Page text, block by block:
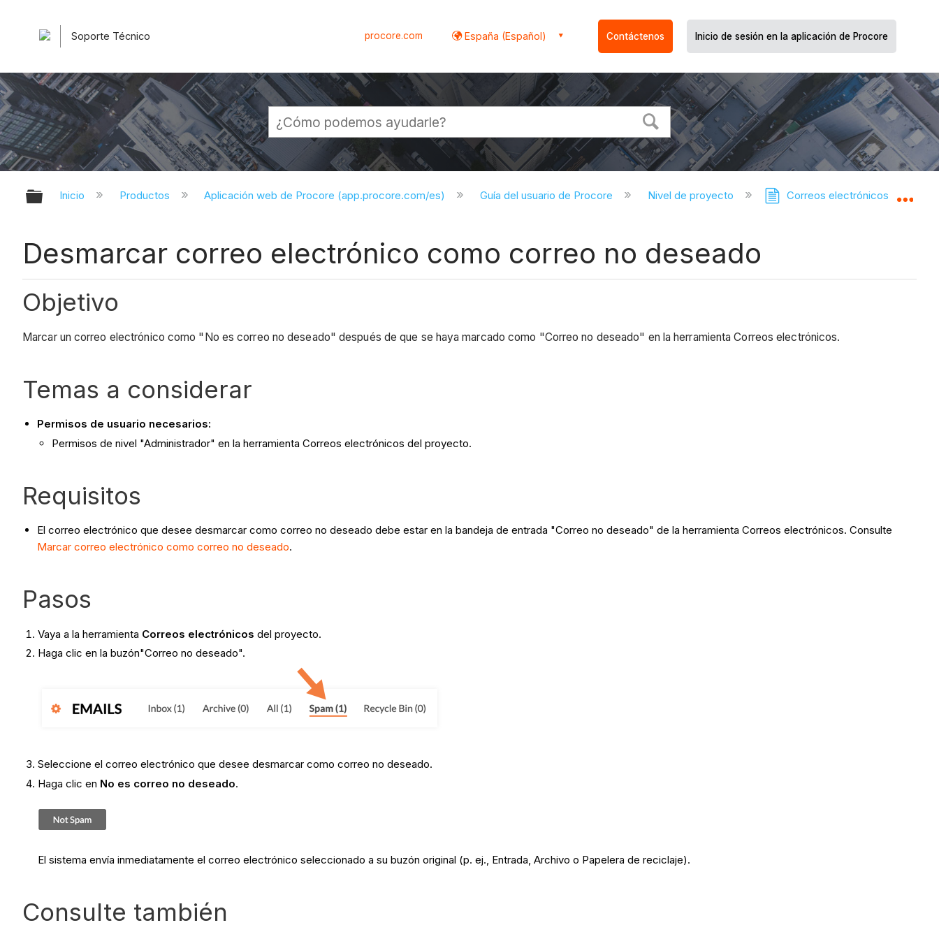
Soporte Técnico procore.com España (Español) Contáctenos Inicio de sesión en la aplicación de Procore
Expandir/contraer jerarquía global
Inicio Productos Aplicación web de Procore (app.procore.com/es) Guía del usuario de Procore Nivel de proyecto Correos electrónicos
Desmarcar correo electrónico como correo no deseado
Objetivo
Marcar un correo electrónico como "No es correo no deseado" después de que se haya marcado como "Correo no deseado" en la herramienta Correos electrónicos.
Temas a considerar
Permisos de usuario necesarios:
Permisos de nivel "Administrador" en la herramienta Correos electrónicos del proyecto.
Requisitos
El correo electrónico que desee desmarcar como correo no deseado debe estar en la bandeja de entrada "Correo no deseado" de la herramienta Correos electrónicos. Consulte
Marcar correo electrónico como correo no deseado.
Pasos
Vaya a la herramienta Correos electrónicos del proyecto.
Haga clic en la buzón"Correo no deseado".
Seleccione el correo electrónico que desee desmarcar como correo no deseado.
Haga clic en No es correo no deseado.
El sistema envía inmediatamente el correo electrónico seleccionado a su buzón original (p. ej., Entrada, Archivo o Papelera de reciclaje).
Consulte también